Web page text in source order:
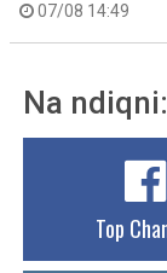
07/08 14:49
Na ndiqni:
Top